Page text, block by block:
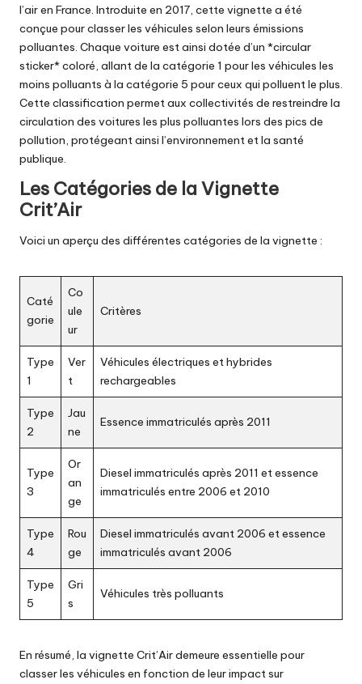
l’air en France. Introduite en 2017, cette vignette a été
conçue pour classer les véhicules selon leurs émissions
polluantes. Chaque voiture est ainsi dotée d’un *circular
sticker* coloré, allant de la catégorie 1 pour les véhicules les
moins polluants à la catégorie 5 pour ceux qui polluent le plus.
Cette classification permet aux collectivités de restreindre la
circulation des voitures les plus polluantes lors des pics de
pollution, protégeant ainsi l’environnement et la santé
publique.
Les Catégories de la Vignette
Crit’Air
Voici un aperçu des différentes catégories de la vignette :
Caté
gorie
Co
ule
ur
Critères
Type
1
Ver
t
Véhicules électriques et hybrides
rechargeables
Type
2
Jau
ne
Essence immatriculés après 2011
Type
3
Or
an
ge
Diesel immatriculés après 2011 et essence
immatriculés entre 2006 et 2010
Type
4
Rou
ge
Diesel immatriculés avant 2006 et essence
immatriculés avant 2006
Type
5
Gri
s
Véhicules très polluants
En résumé, la vignette Crit’Air demeure essentielle pour
classer les véhicules en fonction de leur impact sur